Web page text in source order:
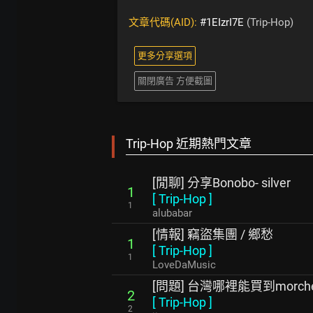
文章代碼(AID): #1EIzrI7E (Trip-Hop)
更多分享選項
關閉廣告 方便截圖
Trip-Hop 近期熱門文章
1
1
[閒聊] 分享Bonobo- silver
[Trip-Hop]
alubabar
1
1
[情報] 竊盜集團 / 鄉愁
[Trip-Hop]
LoveDaMusic
2
2
[問題] 台灣哪裡能買到
[Trip-Hop]